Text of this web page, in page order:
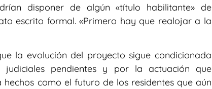
disponer de algún «título habilitante» de
escrito formal. «Primero hay que realojar a la
la evolución del proyecto sigue condicionada
pendientes y por la actuación que
como el futuro de los residentes que aún